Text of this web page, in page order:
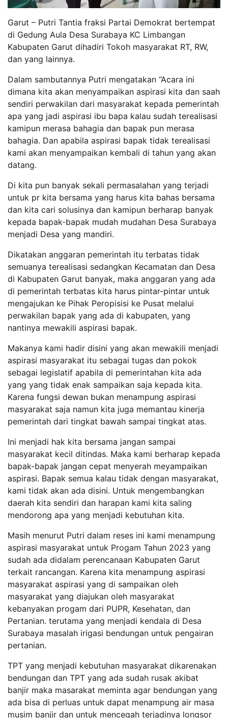
Garut – Putri Tantia fraksi Partai Demokrat bertempat
di Gedung Aula Desa Surabaya KC Limbangan
Kabupaten Garut dihadiri Tokoh masyarakat RT, RW,
dan yang lainnya.
Dalam sambutannya Putri mengatakan “Acara ini
dimana kita akan menyampaikan aspirasi kita dan saah
sendiri perwakilan dari masyarakat kepada pemerintah
apa yang jadi aspirasi ibu bapa kalau sudah terealisasi
kamipun merasa bahagia dan bapak pun merasa
bahagia. Dan apabila aspirasi bapak tidak terealisasi
kami akan menyampaikan kembali di tahun yang akan
datang.
Di kita pun banyak sekali permasalahan yang terjadi
untuk pr kita bersama yang harus kita bahas bersama
dan kita cari solusinya dan kamipun berharap banyak
kepada bapak-bapak mudah mudahan Desa Surabaya
menjadi Desa yang mandiri.
Dikatakan anggaran pemerintah itu terbatas tidak
semuanya terealisasi sedangkan Kecamatan dan Desa
di Kabupaten Garut banyak, maka anggaran yang ada
di pemerintah terbatas kita harus pintar-pintar untuk
mengajukan ke Pihak Peropisisi ke Pusat melalui
perwakilan bapak yang ada di kabupaten, yang
nantinya mewakili aspirasi bapak.
Makanya kami hadir disini yang akan mewakili menjadi
aspirasi masyarakat itu sebagai tugas dan pokok
sebagai legislatif apabila di pemerintahan kita ada
yang yang tidak enak sampaikan saja kepada kita.
Karena fungsi dewan bukan menampung aspirasi
masyarakat saja namun kita juga memantau kinerja
pemerintah dari tingkat bawah sampai tingkat atas.
Ini menjadi hak kita bersama jangan sampai
masyarakat kecil ditindas. Maka kami berharap kepada
bapak-bapak jangan cepat menyerah meyampaikan
aspirasi. Bapak semua kalau tidak dengan masyarakat,
kami tidak akan ada disini. Untuk mengembangkan
daerah kita sendiri dan harapan kami kita saling
mendorong apa yang menjadi kebutuhan kita.
Masih menurut Putri dalam reses ini kami menampung
aspirasi masyarakat untuk Progam Tahun 2023 yang
sudah ada didalam perencanaan Kabupaten Garut
terkait rancangan. Karena kita menampung aspirasi
masyarakat aspirasi yang di sampaikan oleh
masyarakat yang diajukan oleh masyarakat
kebanyakan progam dari PUPR, Kesehatan, dan
Pertanian. terutama yang menjadi kendala di Desa
Surabaya masalah irigasi bendungan untuk pengairan
pertanian.
TPT yang menjadi kebutuhan masyarakat dikarenakan
bendungan dan TPT yang ada sudah rusak akibat
banjir maka masarakat meminta agar bendungan yang
ada bisa di perluas untuk dapat menampung air masa
musim banjir dan untuk mencegah terjadinya longsor